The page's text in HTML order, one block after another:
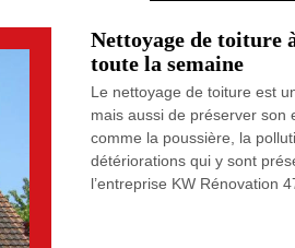
Nettoyage de toiture
toute la semaine
Le nettoyage de toiture est
mais aussi de préserver son
comme la poussière, la
détériorations qui y sont
l’entreprise KW Rénovation